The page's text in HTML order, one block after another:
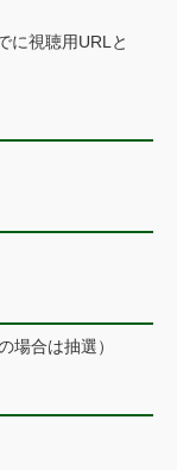
に視聴用URLと
場合は抽選）